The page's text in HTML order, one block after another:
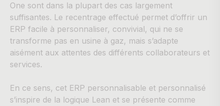
One sont dans la plupart des cas largement
suffisantes. Le recentrage effectué permet d’offrir un
ERP facile à personnaliser, convivial, qui ne se
transforme pas en usine à gaz, mais s’adapte
aisément aux attentes des différents collaborateurs et
services.
En ce sens, cet ERP personnalisable et personnalisé
s’inspire de la logique Lean et se présente comme